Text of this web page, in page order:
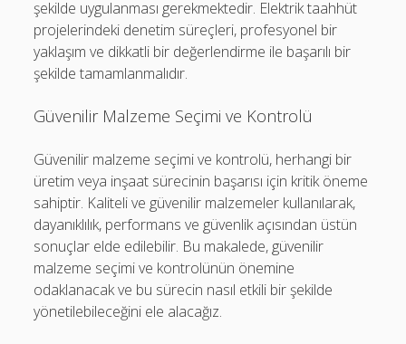
şekilde uygulanması gerekmektedir. Elektrik taahhüt
projelerindeki denetim süreçleri, profesyonel bir
yaklaşım ve dikkatli bir değerlendirme ile başarılı bir
şekilde tamamlanmalıdır.
Güvenilir Malzeme Seçimi ve Kontrolü
Güvenilir malzeme seçimi ve kontrolü, herhangi bir
üretim veya inşaat sürecinin başarısı için kritik öneme
sahiptir. Kaliteli ve güvenilir malzemeler kullanılarak,
dayanıklılık, performans ve güvenlik açısından üstün
sonuçlar elde edilebilir. Bu makalede, güvenilir
malzeme seçimi ve kontrolünün önemine
odaklanacak ve bu sürecin nasıl etkili bir şekilde
yönetilebileceğini ele alacağız.